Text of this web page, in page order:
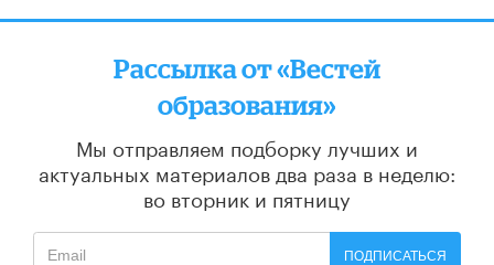
Рассылка от «Вестей
образования»
Мы отправляем подборку лучших и
актуальных материалов два раза в неделю:
во вторник и пятницу
ПОДПИСАТЬСЯ